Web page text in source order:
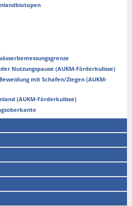
Nutzungspause (AUKM-Förderkulisse)
mit Schafen/Ziegen (AUKM-
(AUKM-Förderkulisse)